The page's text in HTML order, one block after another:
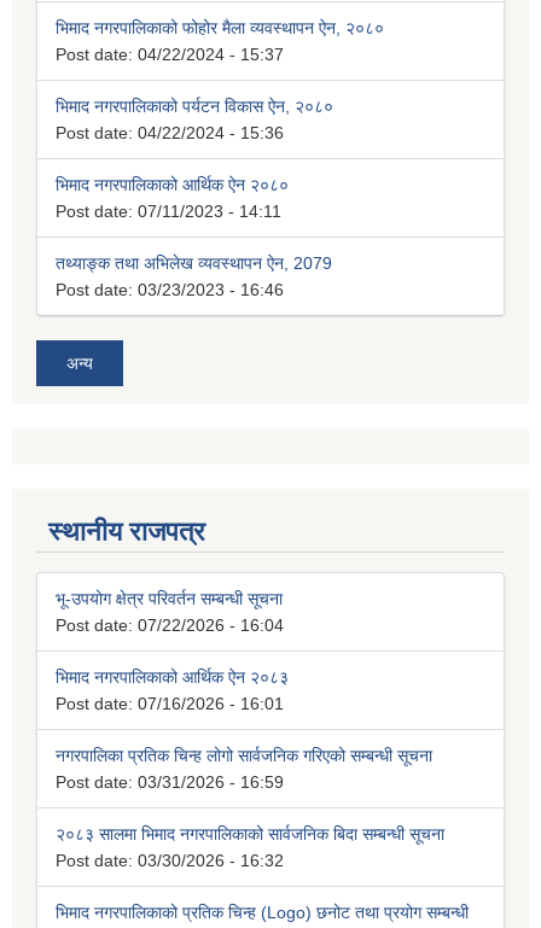
भिमाद नगरपालिकाको फोहोर मैला व्यवस्थापन ऐन, २०८०
Post date: 04/22/2024 - 15:37
भिमाद नगरपालिकाको पर्यटन विकास ऐन, २०८०
Post date: 04/22/2024 - 15:36
भिमाद नगरपालिकाको आर्थिक ऐन २०८०
Post date: 07/11/2023 - 14:11
तथ्याङ्क तथा अभिलेख व्यवस्थापन ऐन, 2079
Post date: 03/23/2023 - 16:46
अन्य
स्थानीय राजपत्र
भू-उपयोग क्षेत्र परिवर्तन सम्बन्धी सूचना
Post date: 07/22/2026 - 16:04
भिमाद नगरपालिकाको आर्थिक ऐन २०८३
Post date: 07/16/2026 - 16:01
नगरपालिका प्रतिक चिन्ह लोगो सार्वजनिक गरिएको सम्बन्धी सूचना
Post date: 03/31/2026 - 16:59
२०८३ सालमा भिमाद नगरपालिकाको सार्वजनिक बिदा सम्बन्धी सूचना
Post date: 03/30/2026 - 16:32
भिमाद नगरपालिकाको प्रतिक चिन्ह (Logo) छनोट तथा प्रयोग सम्बन्धी